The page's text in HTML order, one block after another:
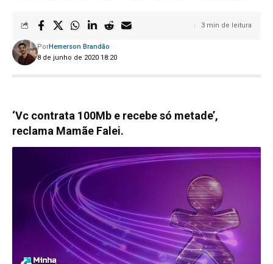
8 de junho de 2020 18:20
PorHemerson Brandão
3 min de leitura
‘Vc contrata 100Mb e recebe só metade’,
reclama Mamãe Falei.